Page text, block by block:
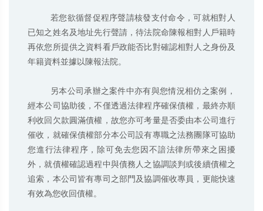
已知之姓名及地址先行聲請，待法院命陳報相對人戶籍時
再依您所提供之資料看戶政能否比對確認相對人之身份及
年籍資料並據以陳報法院。
經本公司協助後，不僅透過法律程序確保債權，最終亦順
利收回欠款圓滿債權，故您亦可考量是否委由本公司進行
催收，就確保債權部分本公司設有專職之法務團隊可協助
您進行法律程序，除可免去您因不諳法律所帶來之困擾
外，就債權確認過程中與債務人之協調談判或後續債權之
追索，本公司皆有專司之部門及協調催收專員，更能快速
有效為您收回債權。